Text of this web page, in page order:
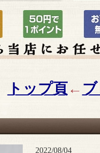
トップ頁←
2022/08/04